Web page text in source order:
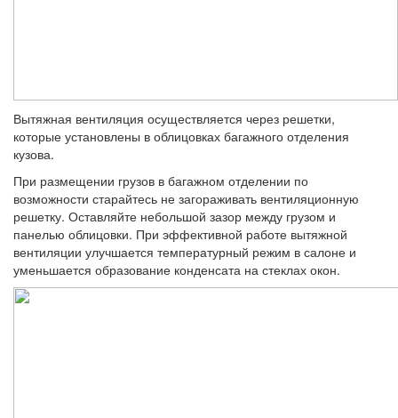
Вытяжная вентиляция осуществляется через решетки,
которые установлены в облицовках багажного отделения
кузова.
При размещении грузов в багажном отделе­нии по
возможности старайтесь не загора­живать вентиляционную
решетку. Оставляй­те небольшой зазор между грузом и
панелью облицовки. При эффективной работе вытяж­ной
вентиляции улучшается температурный режим в салоне и
уменьшается образование конденсата на стеклах окон.